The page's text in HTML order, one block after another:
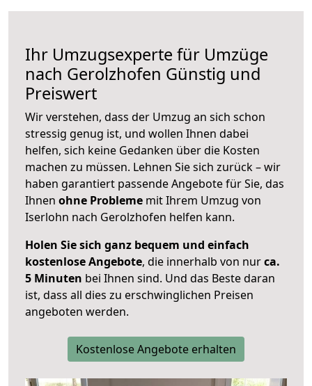
Ihr Umzugsexperte für Umzüge
nach Gerolzhofen Günstig und
Preiswert
Wir verstehen, dass der Umzug an sich schon
stressig genug ist, und wollen Ihnen dabei
helfen, sich keine Gedanken über die Kosten
machen zu müssen. Lehnen Sie sich zurück – wir
haben garantiert passende Angebote für Sie, das
Ihnen ohne Probleme mit Ihrem Umzug von
Iserlohn nach Gerolzhofen helfen kann.
Holen Sie sich ganz bequem und einfach
kostenlose Angebote, die innerhalb von nurca.
5 Minuten bei Ihnen sind. Und das Beste daran
ist, dass all dies zu erschwinglichen Preisen
angeboten werden.
Kostenlose Angebote erhalten